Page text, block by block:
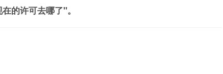
的许可去哪了"。